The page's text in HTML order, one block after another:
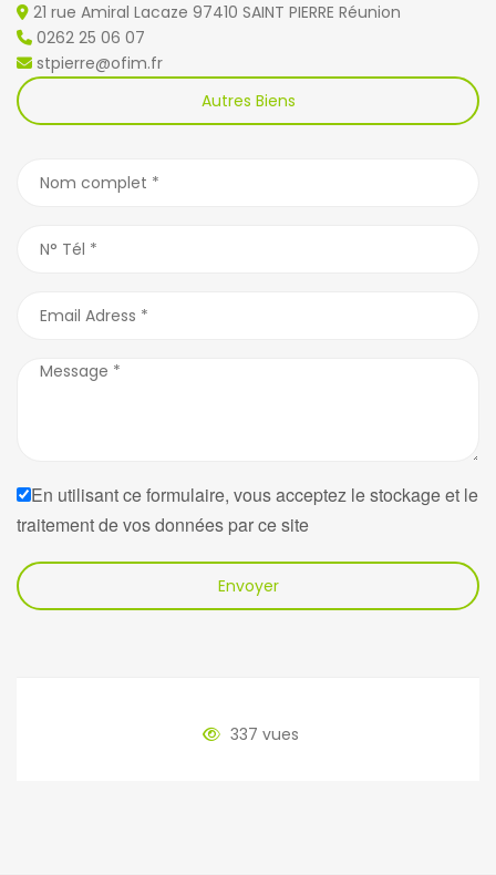
21 rue Amiral Lacaze 97410 SAINT PIERRE Réunion
0262 25 06 07
stpierre@ofim.fr
Autres Biens
En utilisant ce formulaire, vous acceptez le stockage et le
traitement de vos données par ce site
Envoyer
337 vues